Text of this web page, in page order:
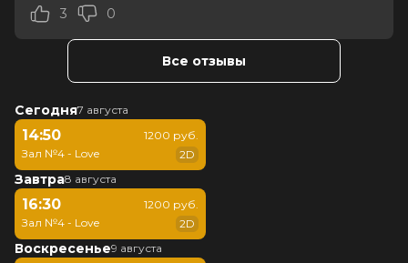
3
0
Все отзывы
Сегодня7 августа
14:50
Зал №4 - Love
1200 руб.
2D
Завтра8 августа
16:30
Зал №4 - Love
1200 руб.
2D
Воскресенье9 августа